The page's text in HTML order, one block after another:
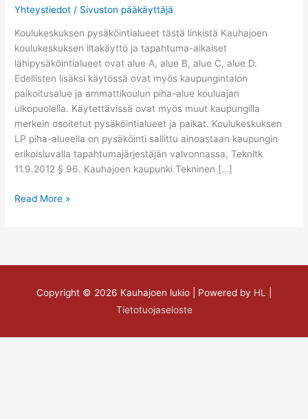
Yhteystiedot / Sivuston pääkäyttäjä
Koulukeskuksen pysäköintialueet tästä linkistä Kauhajoen
koulukeskuksen iltakäyttö ja tapahtuma-aikaiset
lähipysäköintialueet ovat alue A, alue B, alue C, alue D.
Edellisten lisäksi käytössä ovat myös kaupungintalon
paikoitusalue ja ammattikoulun piha-alue kouluajan
ulkopuolella. Käytettävissä ovat myös muut kaupungilla
merkein osoitetut pysäköintialueet ja paikat. Koulukeskuksen
LP piha-alueella on pysäköinti sallittu ainoastaan kaupungin
erikoisluvalla tapahtumajärjestäjän valvonnassa, Teknltk
11.9.2012 § 96. Kauhajoen kaupunki Tekninen […]
pysäköintialueet
Read More »
Copyright © 2026 Kauhajoen lukio | Powered by HL
Tietotuojaseloste